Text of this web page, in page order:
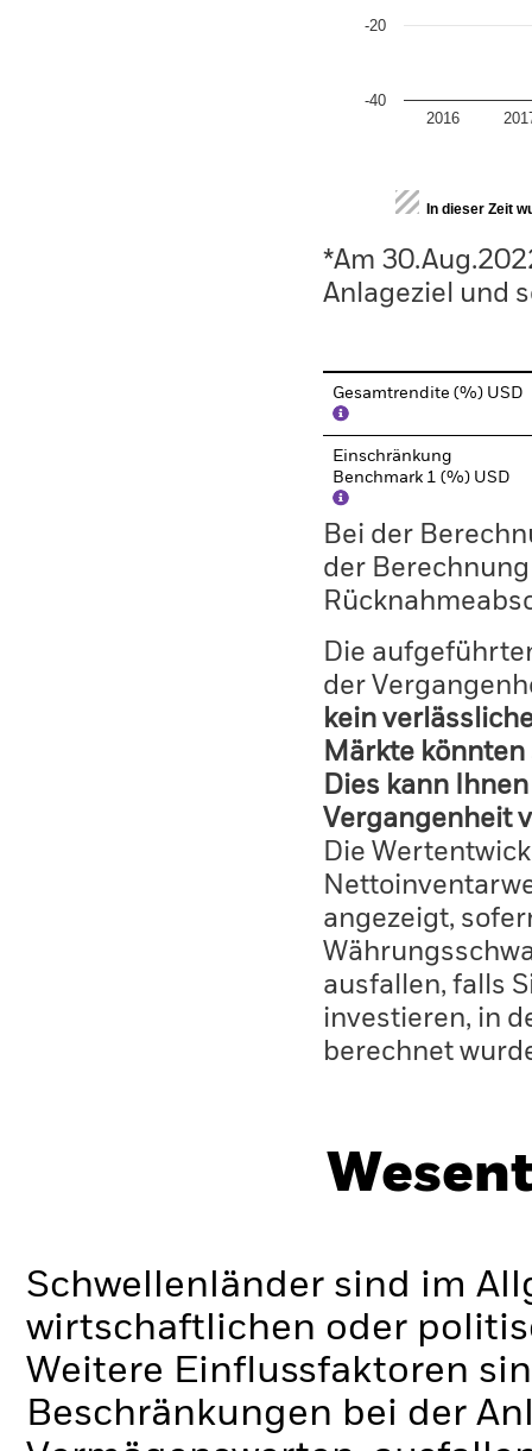
2016
-40
-20
End of interactive chart.
In dieser Zeit
*Am
Anlageziel und
Gesamtrendite (%) USD
Einschränkung
Benchmark 1 (%) USD
Bei der
der
Die
der
kein
Märkte
Dies kann
Vergangenheit
Die
angezeigt,
ausfallen, falls
investieren, in
berechnet
Schwellenländer sind im
wirtschaftlichen oder
Weitere Einflussfaktoren
Beschränkungen bei der